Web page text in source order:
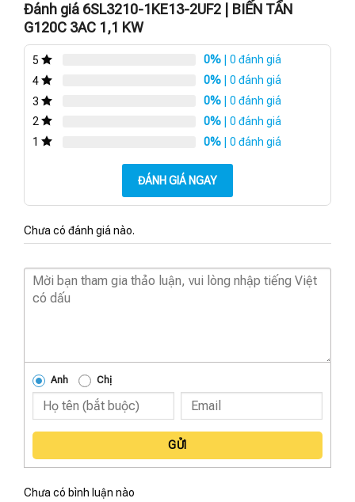
Đánh giá 6SL3210-1KE13-2UF2 | BIẾN TẦN
G120C 3AC 1,1 KW
5 0% | 0 đánh giá
4
0% | 0 đánh giá
3
0% | 0 đánh giá
2
0% | 0 đánh giá
1
0% | 0 đánh giá
ĐÁNH GIÁ NGAY
Chưa có đánh giá nào.
Anh Chị
GỬI
Chưa có bình luận nào